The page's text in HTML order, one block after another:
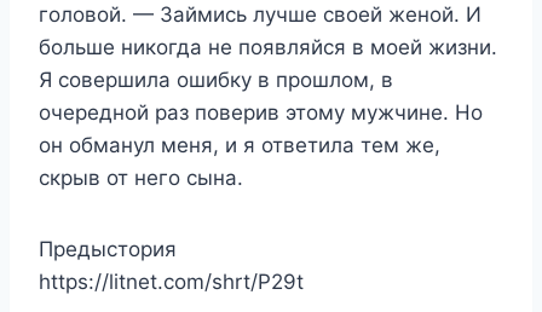
головой. — Займись лучше своей женой. И
больше никогда не появляйся в моей жизни.
Я совершила ошибку в прошлом, в
очередной раз поверив этому мужчине. Но
он обманул меня, и я ответила тем же,
скрыв от него сына.
Предыстория
https://litnet.com/shrt/P29t